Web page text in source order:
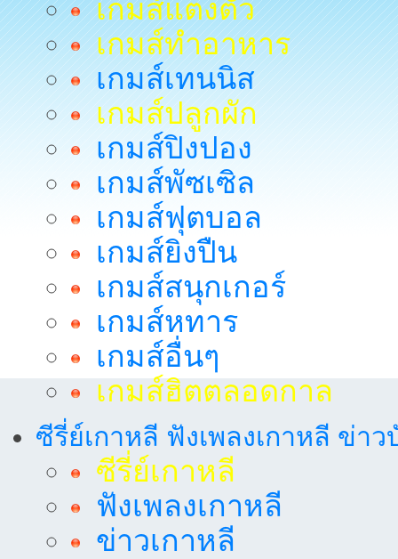
เกมส์แต่งตัว
เกมส์ทำอาหาร
เกมส์เทนนิส
เกมส์ปลูกผัก
เกมส์ปิงปอง
เกมส์พัซเซิล
เกมส์ฟุตบอล
เกมส์ยิงปืน
เกมส์สนุกเกอร์
เกมส์หทาร
เกมส์อื่นๆ
เกมส์ฮิตตลอดกาล
ซีรี่ย์เกาหลี ฟังเพลงเกาหลี ข่าว
ซีรี่ย์เกาหลี
ฟังเพลงเกาหลี
ข่าวเกาหลี